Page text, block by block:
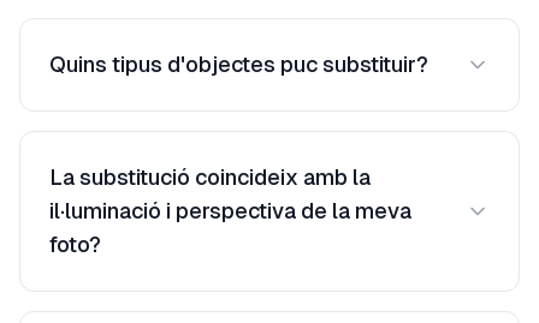
Quins tipus d'objectes puc substituir?
Pots substituir pràcticament qualsevol objecte
llum, electrodomèstics, obres d'art, plantes,
elements de sòl i més. La IA funciona millor amb
objectes clarament definits que tenen límits
La substitució coincideix amb la
il·luminació i perspectiva de la meva
foto?
Sí. La IA analitza la direcció de llum, temperatura